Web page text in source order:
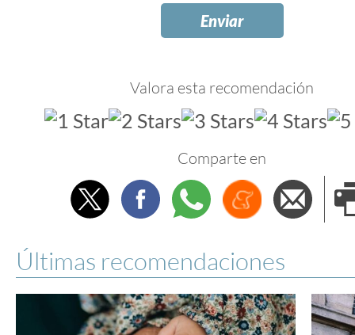
Valora esta recomendación
Comparte en
TwitterFacebookWhatsappMenéame
Últimas recomendaciones